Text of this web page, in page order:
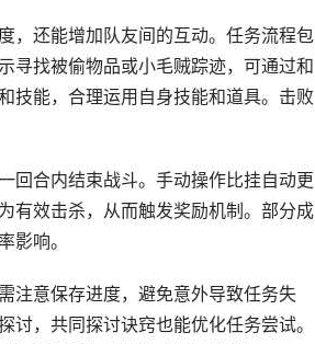
，还能增加队友间的互动。任务流程包
寻找被偷物品或小毛贼踪迹，可通过和
技能，合理运用自身技能和道具。击败
回合内结束战斗。手动操作比挂自动更
有效击杀，从而触发奖励机制。部分成
影响。
注意保存进度，避免意外导致任务失
，共同探讨诀窍也能优化任务尝试。